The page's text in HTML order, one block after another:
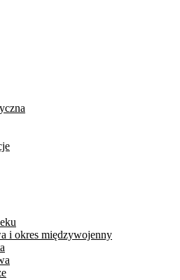
i okres międzywojenny